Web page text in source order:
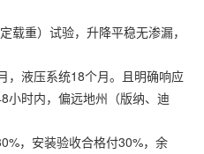
载重）试验，升降平稳无渗漏，
，液压系统18个月。且明确响应
时内，偏远地州（版纳、迪
，安装验收合格付30%，余